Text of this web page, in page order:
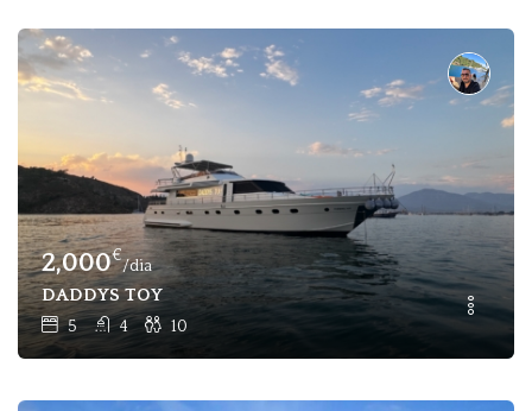
2,000€
/dia
DADDYS TOY
5 4 10